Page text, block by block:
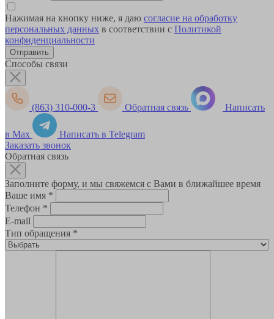
Нажимая на кнопку ниже, я даю согласие на обработку
персональных данных в соответствии с Политикой
конфиденциальности
Способы связи
(863) 310-000-3 Обратная связь Написать
в Max
Написать в Telegram
Заказать звонок
Обратная связь
Заполните форму, и мы свяжемся с Вами в ближайшее время
Ваше имя *
Телефон *
E-mail
Тип обращения *